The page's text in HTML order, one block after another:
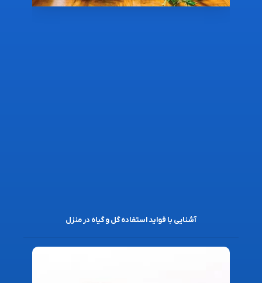
آشنایی با فواید استفاده گل و گیاه در منزل